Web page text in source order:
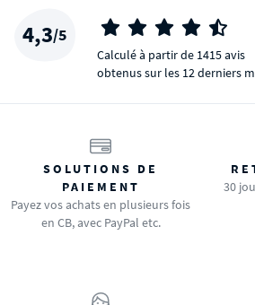
4,3/5
Calculé à partir de 1415 avis
obtenus sur les 12 derniers
SOLUTIONS DE
PAIEMENT
Payez vos achats en plusieurs fois
en CB, avec PayPal etc.
30